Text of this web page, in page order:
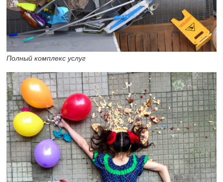
Полный комплекс услуг